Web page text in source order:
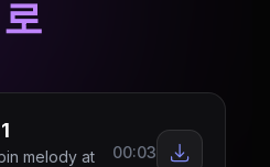
로
melody at
00:03